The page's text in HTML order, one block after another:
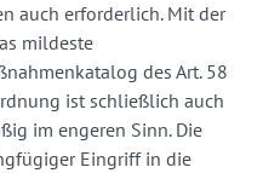
auch erforderlich. Mit der
mildeste
des Art. 58
ist schließlich auch
im engeren Sinn. Die
Eingriff in die